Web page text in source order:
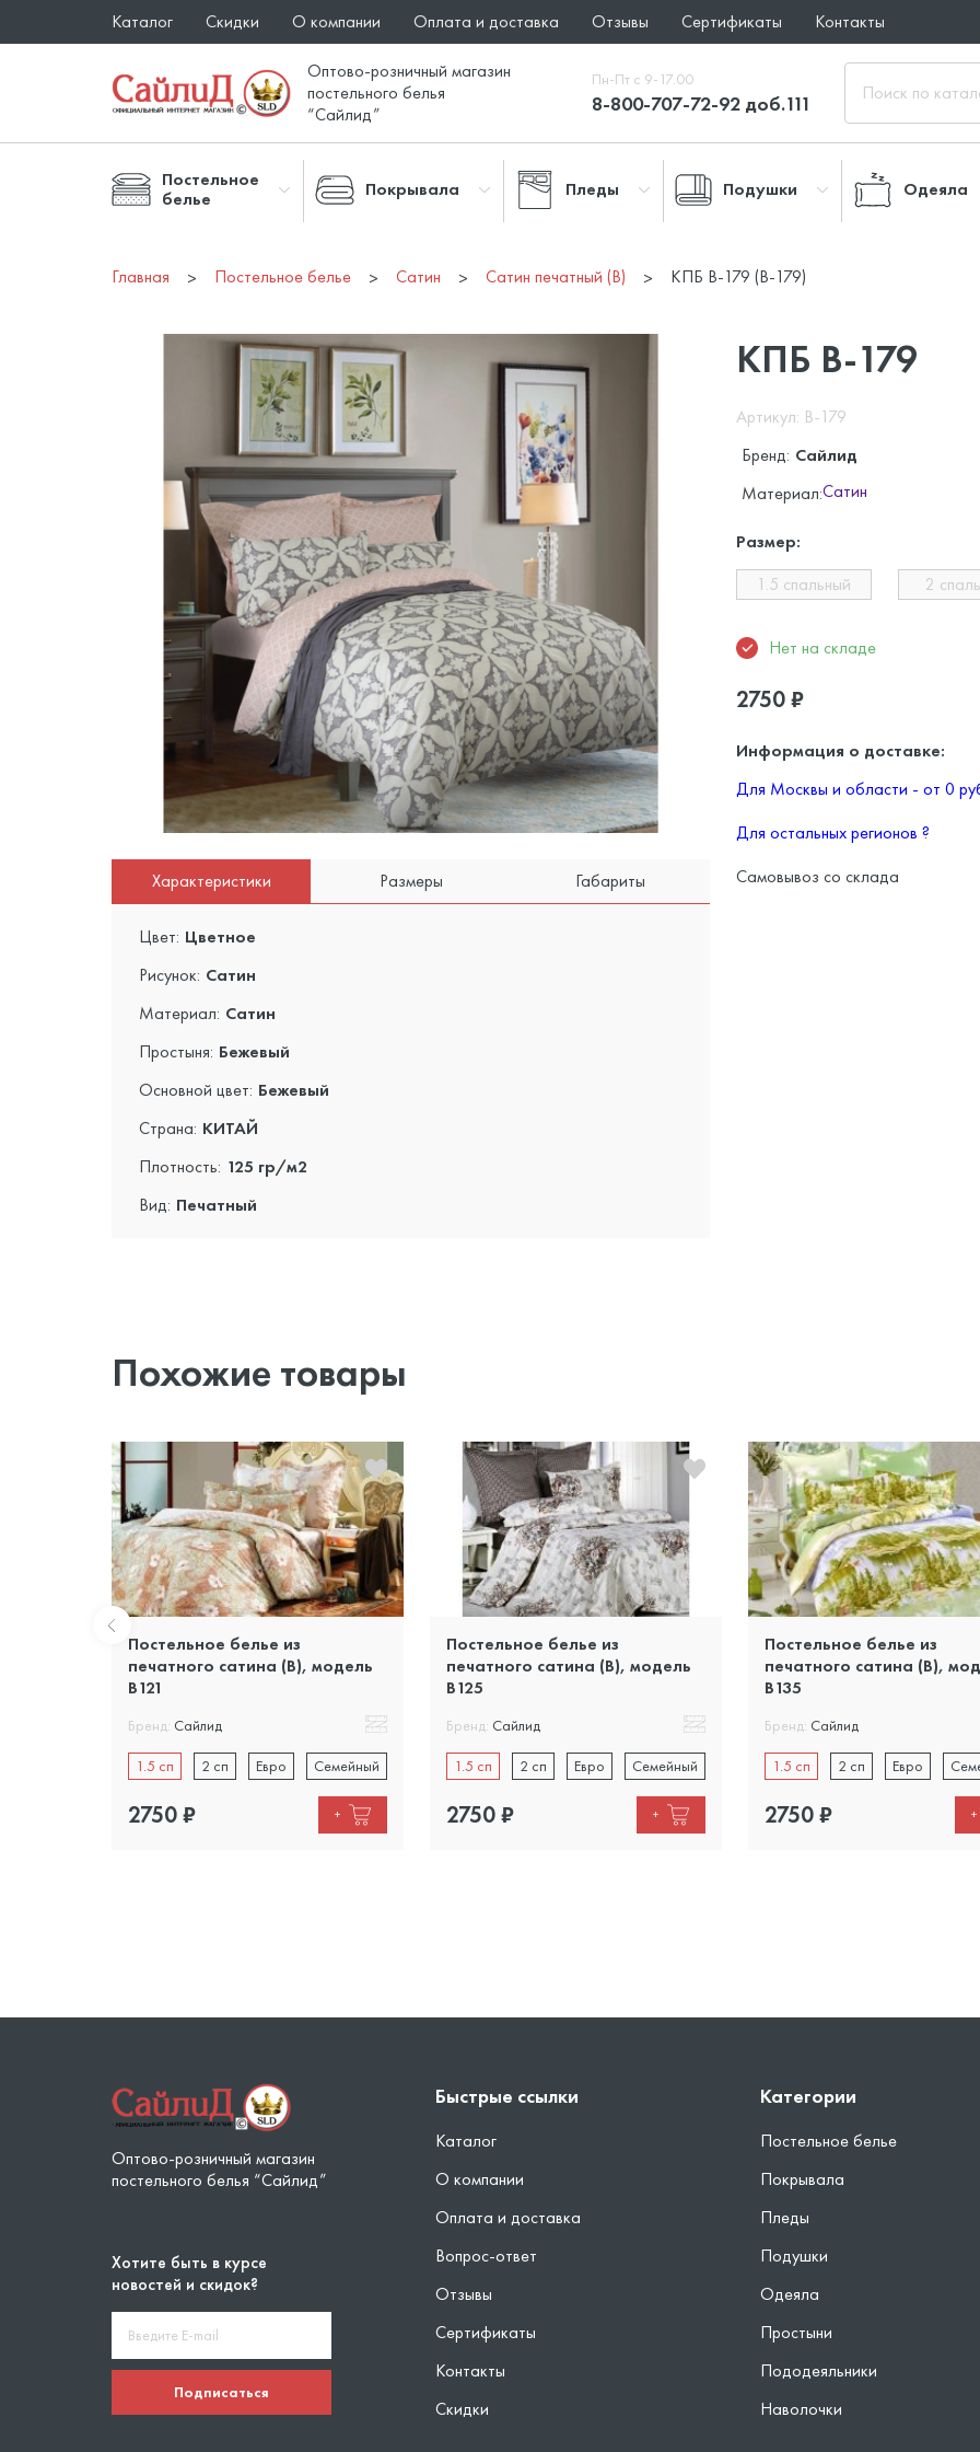
Каталог Скидки О компании Оплата и доставка Отзывы Сертификаты Контакты
Оптово-розничный магазин
постельного белья
“Сайлид”
Пн-Пт с 9-17.00
8-800-707-72-92 доб.111
Постельное
белье
Покрывала Пледы Подушки Одеяла
Главная Постельное белье Сатин Сатин печатный (B) КПБ B-179 (B-179)
Характеристики Размеры Габариты
Цвет: Цветное
Рисунок: Сатин
Материал: Сатин
Простыня: Бежевый
Основной цвет: Бежевый
Страна: КИТАЙ
Плотность: 125 гр/м2
Вид: Печатный
КПБ B-179
Артикул: B-179
Бренд: Сайлид
Материал:Сатин
Размер:
1.5 спальный
2
Нет на складе
2750₽
Информация о доставке:
Для Москвы и области - от 0
Для остальных регионов?
Самовывоз со склада
Похожие товары
Постельное белье из
печатного сатина (B), модель
B121
Бренд: Сайлид
1.5 сп 2 сп Евро Семейный
2750₽ +
Постельное белье из
печатного сатина (B), модель
B125
Бренд: Сайлид
1.5 сп 2 сп Евро Семейный
2750₽ +
Постельное белье из
печатного сатина (B),
B135
Бренд: Сайлид
1.5 сп 2 сп Евро
2750₽ +
Оптово-розничный магазин
постельного белья “Сайлид”
Хотите быть в курсе
новостей и скидок?
Подписаться
Быстрые ссылки
Каталог
О компании
Оплата и доставка
Вопрос-ответ
Отзывы
Сертификаты
Контакты
Скидки
Категории
Постельное белье
Покрывала
Пледы
Подушки
Одеяла
Простыни
Пододеяльники
Наволочки